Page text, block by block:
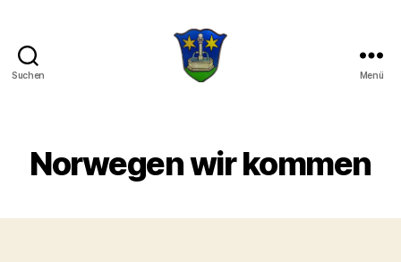
Suchen Menü
Norwegen wir kommen